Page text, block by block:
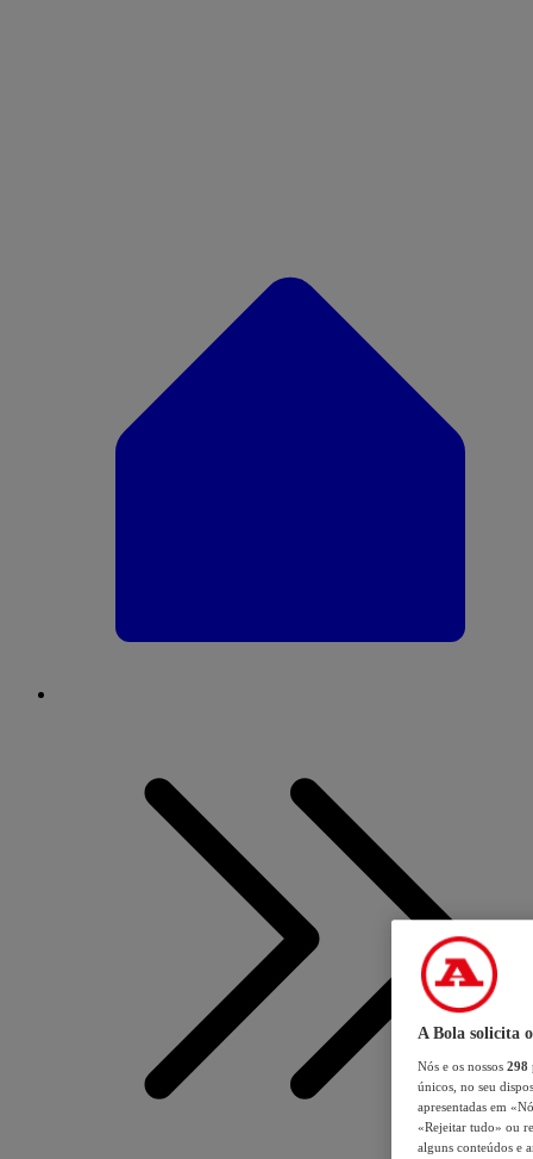
A Bola solicita
Nós e os nossos 298
únicos, no seu
apresentadas em
«Rejeitar tudo» ou
alguns conteúdos e